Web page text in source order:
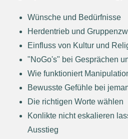
Wünsche und Bedürfnisse
Herdentrieb und
Einfluss von Kultur und
"NoGo's" bei Gesprächen
Wie funktioniert
Bewusste Gefühle bei
Die richtigen Worte wählen
Konlikte nicht eskalieren
Ausstieg